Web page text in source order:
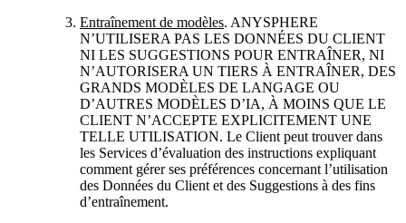
Entraînement de modèles. ANYSPHERE
N’UTILISERA PAS LES DONNÉES DU CLIENT
NI LES SUGGESTIONS POUR ENTRAÎNER, NI
N’AUTORISERA UN TIERS À ENTRAÎNER, DES
GRANDS MODÈLES DE LANGAGE OU
D’AUTRES MODÈLES D’IA, À MOINS QUE LE
CLIENT N’ACCEPTE EXPLICITEMENT UNE
TELLE UTILISATION. Le Client peut trouver dans
les Services d’évaluation des instructions expliquant
comment gérer ses préférences concernant l’utilisation
des Données du Client et des Suggestions à des fins
d’entraînement.